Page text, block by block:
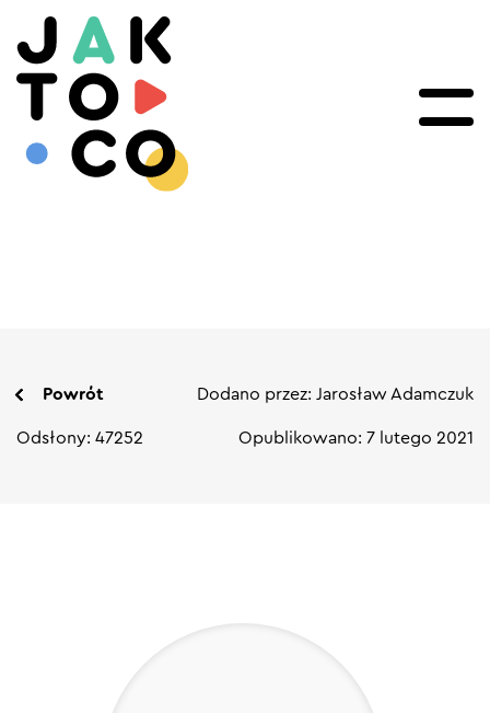
Powrót Dodano przez: Jarosław Adamczuk
Odsłony: 47252 Opublikowano: 7 lutego 2021